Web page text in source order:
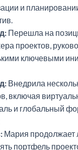
и
Перешла на
проектов,
ключевыми
Внедрила
включая
и глобальный
Мария продолжает
портфель